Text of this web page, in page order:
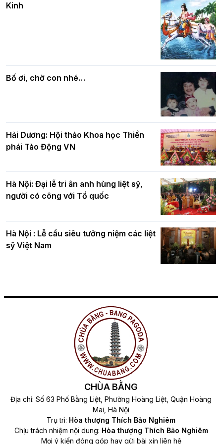
DL.2026
nhân mùa Phật đản PL.2570
Phật giáo chính tín Phần 7: Luật nhân
quả
Kinh
Bố ơi, chờ con nhé…
Hải Dương: Hội thảo Khoa học Thiền
phái Tào Động VN
Hà Nội: Đại lễ tri ân anh hùng liệt sỹ,
người có công với Tổ quốc
Hà Nội : Lễ cầu siêu tưởng niệm các liệt
sỹ Việt Nam
CHÙA BẰNG
Địa chỉ: Số 63 Phố Bằng Liệt, Phường Hoàng Liệt, Quận Hoàng
Mai, Hà Nội
Trụ trì: Hòa thượng Thích Bảo Nghiêm
Chịu trách nhiệm nội dung: Hòa thượng Thích Bảo Nghiêm
Mọi ý kiến đóng góp hay gửi bài xin liên hệ